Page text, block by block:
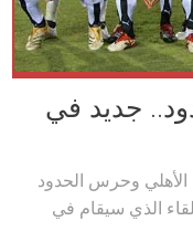
جديد في
الأهلي وحرس الحدود
الذي سيقام في